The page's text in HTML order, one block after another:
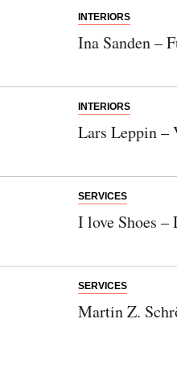
INTERIORS
Ina Sanden –
INTERIORS
Lars Leppin –
SERVICES
I love Shoes –
SERVICES
Martin Z.